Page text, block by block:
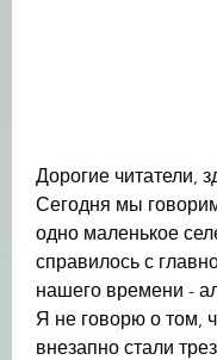
Дорогие читатели,
Сегодня мы
одно маленькое
справилось с
нашего времени -
Я не говорю о том,
внезапно стали